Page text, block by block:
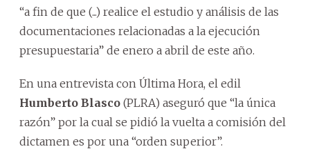
“a fin de que (...) realice el estudio y análisis de las
documentaciones relacionadas a la ejecución
presupuestaria” de enero a abril de este año.
En una entrevista con Última Hora, el edil
Humberto Blasco (PLRA) aseguró que “la única
razón” por la cual se pidió la vuelta a comisión del
dictamen es por una “orden superior”.